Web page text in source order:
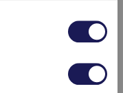
gerti daugiau